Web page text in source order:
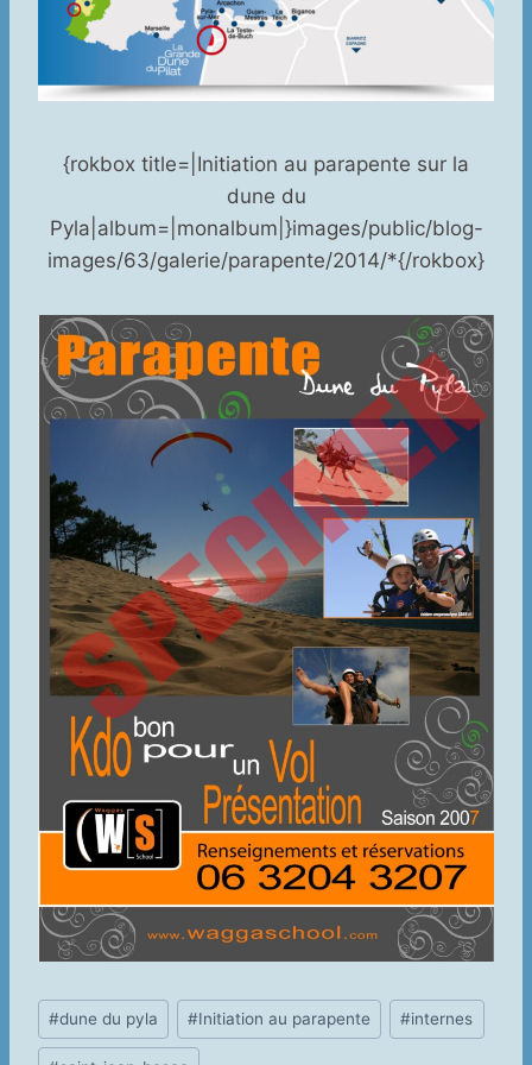
{rokbox title=|Initiation au parapente sur la
dune du
Pyla|album=|monalbum|}images/public/blog-
images/63/galerie/parapente/2014/*{/rokbox}
Étiquettes
de
#dune du pyla #Initiation au parapente #internes